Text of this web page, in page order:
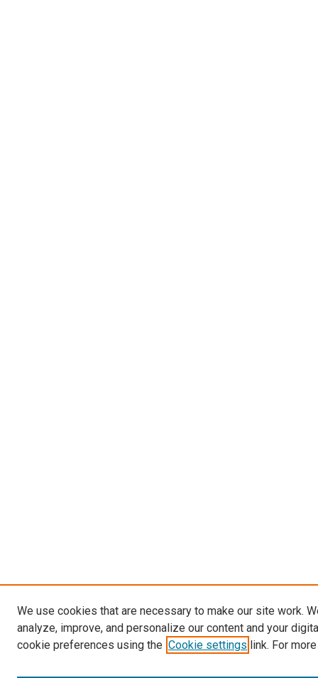
We use cookies that are necessary to make our site work.
analyze, improve, and personalize our content and your
cookie preferences using the Cookie settings link. For